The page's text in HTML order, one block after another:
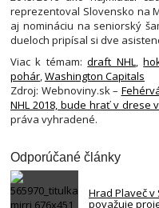
reprezentoval Slovensko na
aj nomináciu na seniorský
dueloch pripísal si dve
Viac k témam:draft NHL,
pohár,Washington Capitals
Zdroj: Webnoviny.sk –
NHL 2018, bude hrať v drese
práva vyhradené.
Odporúčané články
Hrad Plaveč
považuje